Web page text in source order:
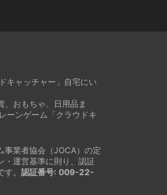
キャッチャー」自宅にい
、おもちゃ、日用品ま
ーンゲーム「クラウドキ
事業者協会（JOCA）の定
・運営基準に則り、認証
。 認証番号: 009-22-